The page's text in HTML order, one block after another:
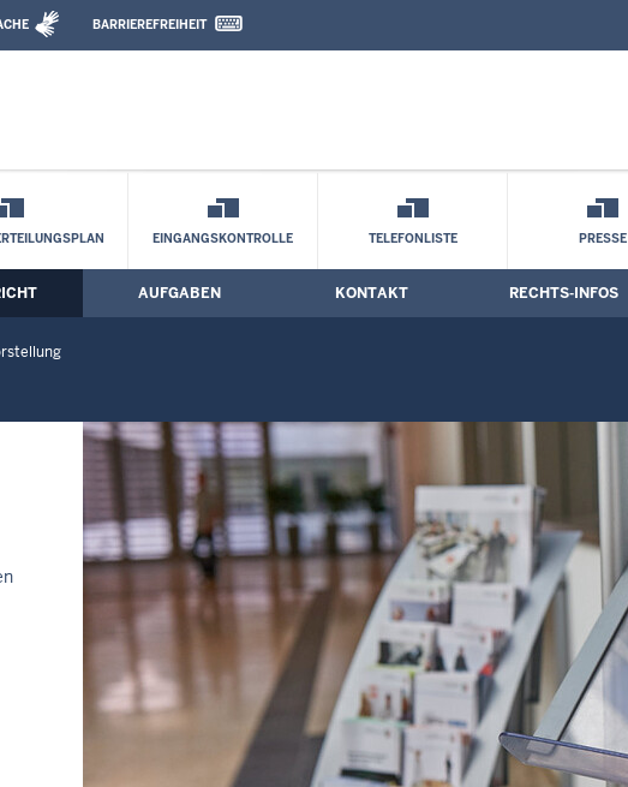
Bildergalerie Gebäude
und Kontaktformular
BARRIEREFREIHEIT
Suche
EINGANGSKONTROLLE TELEFONLISTE PRESSE
AUFGABEN KONTAKT RECHTS-INFOS